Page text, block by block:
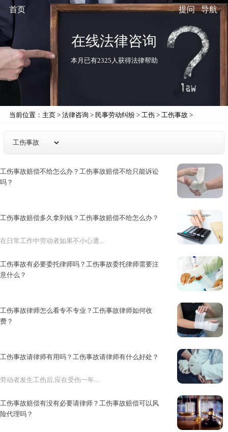
首页 导航
提问
在线法律咨询
本月已有2325人获得法律帮助
当前位置： 主页> 法律咨询 > 民事劳动纠纷> 工伤> 工伤事故 >
工伤事故赔偿不给怎么办？工伤事故赔偿不给只能诉讼
吗？
工伤事故赔偿多久拿到钱？工伤事故赔偿不给怎么办？
在日常工作中劳动者如果不小心遭...
工伤事故有必要委托律师吗？工伤事故委托律师需要注
意什么？
工伤事故律师怎么看专不专业？工伤事故律师如何收
费？
工伤事故请律师有用吗？工伤事故请律师有什么好处？
劳动者发生工伤后,应在受伤一年...
工伤事故赔偿有没有必要请律师？工伤事故赔偿可以风
险代理吗？